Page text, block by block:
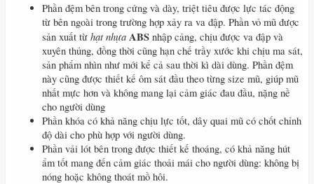
Phần đệm bên trong cứng và dày, triệt tiêu được lực tác động
từ bên ngoài trong trường hợp xảy ra va đập. Phần vỏ mũ được
sản xuất từ hạt nhựa ABS nhập cảng, chịu được va đập và
xuyên thủng, đồng thời cũng hạn chế trầy xước khi chịu ma sát,
sản phẩm nhìn như mới kể cả sau thời kì dài dùng. Phần đệm
này cũng được thiết kế ôm sát đầu theo từng size mũ, giúp mũ
nhất mực hơn và không mang lại cảm giác đau đầu, nặng nề
cho người dùng
Phần khóa có khả năng chịu lực tốt, dây quai mũ có chốt chỉnh
độ dài cho phù hợp với người dùng.
Phần vải lót bên trong được thiết kế thoáng, có khả năng hút
ẩm tốt mang đến cảm giác thoải mái cho người dùng: không bị
nóng hoặc không thoát mồ hôi.